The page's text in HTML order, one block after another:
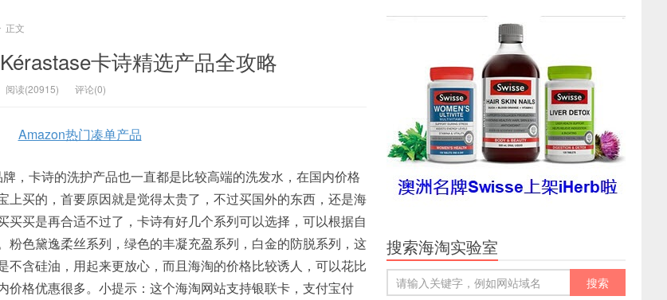
正文
卡诗精选产品全攻略
阅读(20915) 评论(0)
Amazon热门凑单产品
，卡诗的洗护产品也一直都是比较高端的洗发水，在国内价格
上买的，首要原因就是觉得太贵了，不过买国外的东西，还是海
买买是再合适不过了，卡诗有好几个系列可以选择，可以根据自
粉色黛逸柔丝系列，绿色的丰凝充盈系列，白金的防脱系列，这
不含硅油，用起来更放心，而且海淘的价格比较诱人，可以花比
价格优惠很多。小提示：这个海淘网站支持银联卡，支付宝付
搜索海淘实验室